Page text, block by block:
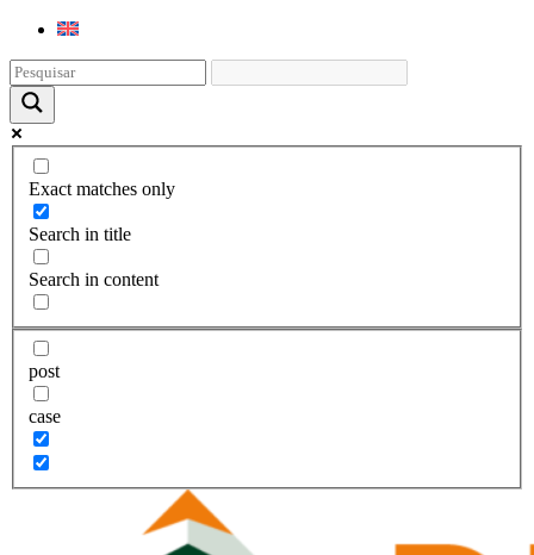
Exact matches only
Search in title
Search in content
post
case